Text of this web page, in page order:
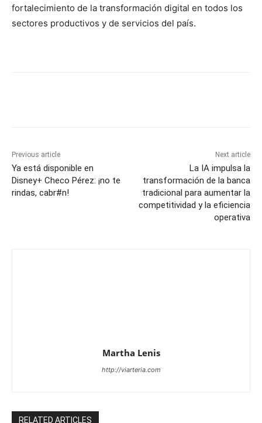
fortalecimiento de la transformación digital en todos los
sectores productivos y de servicios del país.
Previous article
Ya está disponible en
Disney+ Checo Pérez: ¡no te
rindas, cabr#n!
Next article
La IA impulsa la
transformación de la banca
tradicional para aumentar la
competitividad y la eficiencia
operativa
Martha Lenis
http://viarteria.com
RELATED ARTICLES